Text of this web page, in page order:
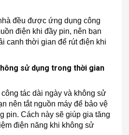
đều được ứng dụng công
điện khi đầy pin, nên bạn
canh thời gian để rút điện khi
sử dụng trong thời gian
tác dài ngày và không sử
nên tắt nguồn máy để bảo vệ
pin. Cách này sẽ giúp gia tăng
điện năng khi không sử